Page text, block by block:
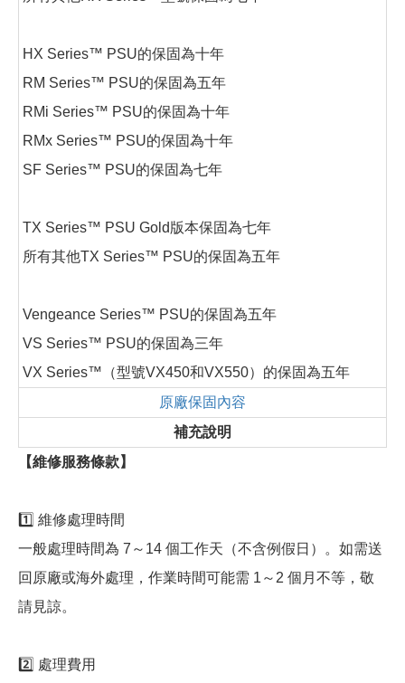
HX Series™ PSU的保固為十年
RM Series™ PSU的保固為五年
RMi Series™ PSU的保固為十年
RMx Series™ PSU的保固為十年
SF Series™ PSU的保固為七年
TX Series™ PSU Gold版本保固為七年
所有其他TX Series™ PSU的保固為五年
Vengeance Series™ PSU的保固為五年
VS Series™ PSU的保固為三年
VX Series™（型號VX450和VX550）的保固為五年
原廠保固內容
補充說明
【維修服務條款】
1️⃣ 維修處理時間
一般處理時間為 7～14 個工作天（不含例假日）。如需送
回原廠或海外處理，作業時間可能需 1～2 個月不等，敬
請見諒。
2️⃣ 處理費用